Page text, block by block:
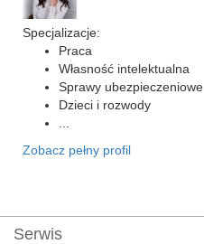
Specjalizacje:
Praca
Własność intelektualna
Sprawy ubezpieczeniowe
Dzieci i rozwody
Zobacz pełny profil
Serwis